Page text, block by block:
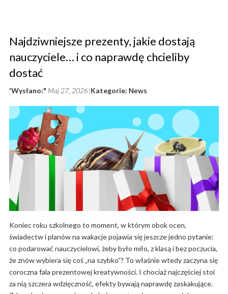
Najdziwniejsze prezenty, jakie dostają
nauczyciele… i co naprawdę chcieliby
dostać
'Wysłano:" Maj 27, 2026 Kategorie: News
Koniec roku szkolnego to moment, w którym obok ocen,
świadectw i planów na wakacje pojawia się jeszcze jedno pytanie:
co podarować nauczycielowi, żeby było miło, z klasą i bez poczucia,
że znów wybiera się coś „na szybko”? To właśnie wtedy zaczyna się
coroczna fala prezentowej kreatywności. I chociaż najczęściej stoi
za nią szczera wdzięczność, efekty bywają naprawdę zaskakujące.